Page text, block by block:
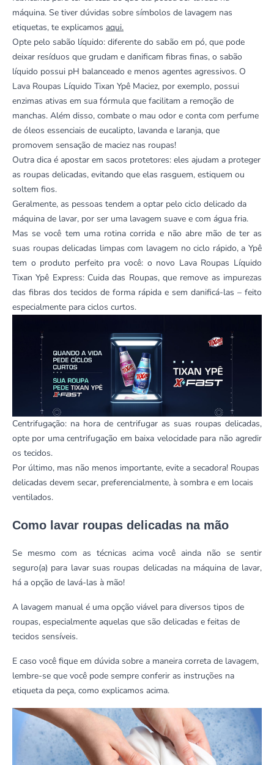
máquina. Se tiver dúvidas sobre símbolos de lavagem nas
etiquetas, te explicamos aqui.
Opte pelo sabão líquido: diferente do sabão em pó, que pode
deixar resíduos que grudam e danificam fibras finas, o sabão
líquido possui pH balanceado e menos agentes agressivos. O
Lava Roupas Líquido Tixan Ypê Maciez, por exemplo, possui
enzimas ativas em sua fórmula que facilitam a remoção de
manchas. Além disso, combate o mau odor e conta com perfume
de óleos essenciais de eucalipto, lavanda e laranja, que
promovem sensação de maciez nas roupas!
Outra dica é apostar em sacos protetores: eles ajudam a proteger
as roupas delicadas, evitando que elas rasguem, estiquem ou
soltem fios.
Geralmente, as pessoas tendem a optar pelo ciclo delicado da
máquina de lavar, por ser uma lavagem suave e com água fria.
Mas se você tem uma rotina corrida e não abre mão de ter as
suas roupas delicadas limpas com lavagem no ciclo rápido, a Ypê
tem o produto perfeito pra você: o novo Lava Roupas Líquido
Tixan Ypê Express: Cuida das Roupas, que remove as impurezas
das fibras dos tecidos de forma rápida e sem danificá-las – feito
especialmente para ciclos curtos.
Centrifugação: na hora de centrifugar as suas roupas delicadas,
opte por uma centrifugação em baixa velocidade para não agredir
os tecidos.
Por último, mas não menos importante, evite a secadora! Roupas
delicadas devem secar, preferencialmente, à sombra e em locais
ventilados.
Como lavar roupas delicadas na mão
Se mesmo com as técnicas acima você ainda não se sentir
seguro(a) para lavar suas roupas delicadas na máquina de lavar,
há a opção de lavá-las à mão!
A lavagem manual é uma opção viável para diversos tipos de
roupas, especialmente aquelas que são delicadas e feitas de
tecidos sensíveis.
E caso você fique em dúvida sobre a maneira correta de lavagem,
lembre-se que você pode sempre conferir as instruções na
etiqueta da peça, como explicamos acima.